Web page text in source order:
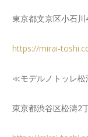
東京都文京区小石
https://mirai-
≪モデルノトッレ
東京都渋谷区松濤2